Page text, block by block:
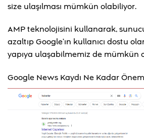
size ulaşılması mümkün olabiliyor.
AMP teknolojisini kullanarak,
azaltıp Google’ın kullanıcı dostu
yapıya ulaşabilmemiz de mümkün
Google News Kaydı Ne Kadar